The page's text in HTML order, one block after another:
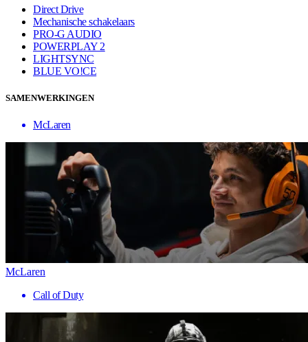
Direct Drive
Mechanische schakelaars
PRO-G AUDIO
POWERPLAY 2
LIGHTSYNC
BLUE VO!CE
SAMENWERKINGEN
McLaren
McLaren
Call of Duty